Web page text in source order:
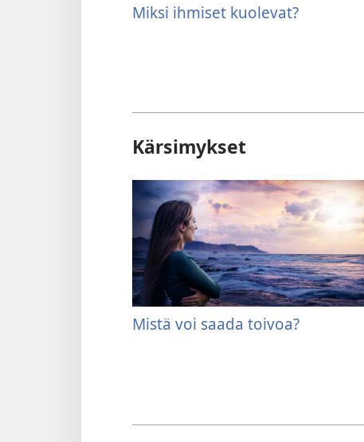
Miksi ihmiset kuolevat?
Kärsimykset
Mistä voi saada toivoa?